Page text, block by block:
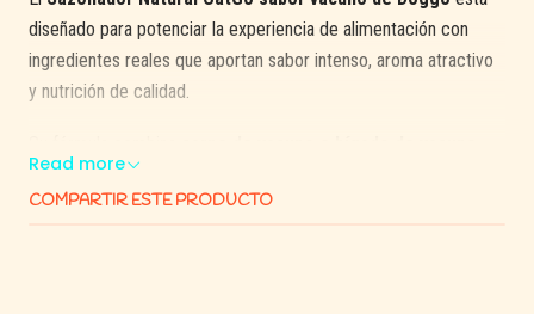
diseñado para potenciar la experiencia de alimentación con
ingredientes reales que aportan sabor intenso, aroma atractivo
y nutrición de calidad.
deshidratados
estimula el apetito incluso en gatos más exigentes, mientras
Read more
COMPARTIR ESTE PRODUCTO